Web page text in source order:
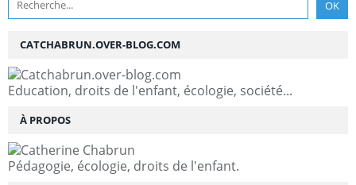
CATCHABRUN.OVER-BLOG.COM
Education, droits de l'enfant, écologie, société...
À PROPOS
Pédagogie, écologie, droits de l'enfant.